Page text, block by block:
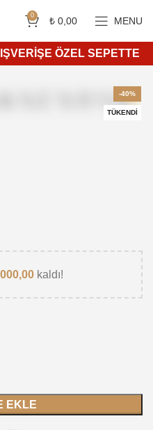
0 ₺ 0,00 MENU
ÖZEL SEPETTE
-40%
TÜKENDI
kaldı!
EKLE
750 ₺ ve üzeri ücretsiz kargo.